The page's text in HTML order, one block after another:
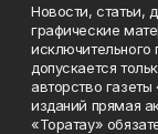
Новости, статьи,
графические
исключительного
допускается
авторство
изданий прямая
«Торатау»